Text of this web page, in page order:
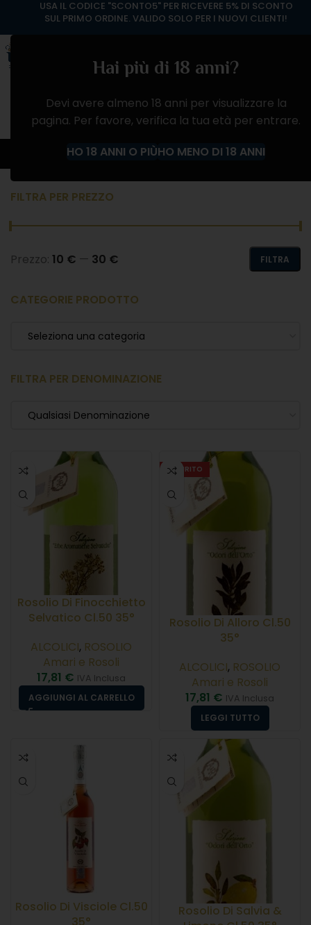
Hai più di 18 anni?
Devi avere almeno 18 anni per visualizzare la
pagina. Per favore, verifica la tua età per entrare.
HO 18 ANNI O PIÙHO MENO DI 18 ANNI
Amari e Rosoli
FILTRA PER PREZZO
FILTRA
Prezzo: 10 € — 30 €
CATEGORIE PRODOTTO
Seleziona una categoria
FILTRA PER DENOMINAZIONE
Qualsiasi Denominazione
Rosolio Di Finocchietto
Selvatico Cl.50 35°
ALCOLICI, ROSOLIO
Amari e Rosoli
17,81 € IVA Inclusa
AGGIUNGI AL CARRELLO
ESAURITO
Rosolio Di Alloro Cl.50
35°
ALCOLICI, ROSOLIO
Amari e Rosoli
17,81 € IVA Inclusa
LEGGI TUTTO
Rosolio Di Visciole Cl.50
Rosolio Di Salvia &
USA IL CODICE "SCONTO5" PER RICEVERE 5% DI SCONTO
SUL PRIMO ORDINE. VALIDO SOLO PER I NUOVI CLIENTI!